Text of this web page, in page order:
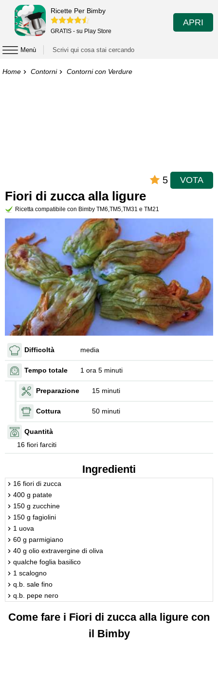
Ricette Per Bimby
GRATIS - su Play Store
APRI
Menù
Home Contorni Contorni con Verdure
5 VOTA
Fiori di zucca alla ligure
Ricetta compatibile con Bimby TM6,TM5,TM31 e TM21
Difficoltà media
Tempo totale 1 ora 5 minuti
Preparazione 15 minuti
Cottura 50 minuti
Quantità
16 fiori farciti
Ingredienti
16 fiori di zucca
400 g patate
150 g zucchine
150 g fagiolini
1 uova
60 g parmigiano
40 g olio extravergine di oliva
qualche foglia basilico
1 scalogno
q.b. sale fino
q.b. pepe nero
Come fare i Fiori di zucca alla ligure con
il Bimby